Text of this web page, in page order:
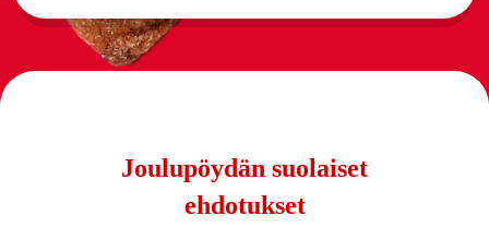
Joulupöydän suolaiset
ehdotukset